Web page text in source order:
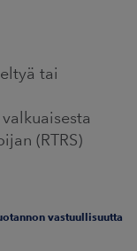
tai
(RTRS)
vastuullisuutta